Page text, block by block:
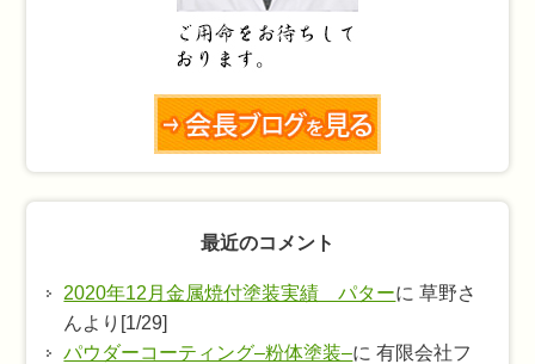
最近のコメント
2020年12月金属焼付塗装実績 パターに 草野さ
んより[1/29]
パウダーコーティング–粉体塗装–に 有限会社フ